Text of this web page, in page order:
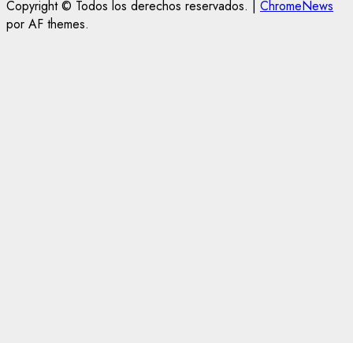
Copyright © Todos los derechos reservados.
ChromeNews
por AF themes.